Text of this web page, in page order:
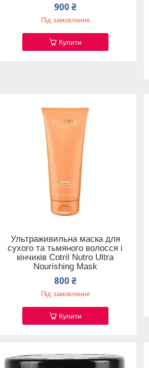
900 ₴
Під замовлення
Купити
Ультраживильна маска для
сухого та тьмяного волосся і
кінчиків Cotril Nutro Ultra
Nourishing Mask
800 ₴
Під замовлення
Купити